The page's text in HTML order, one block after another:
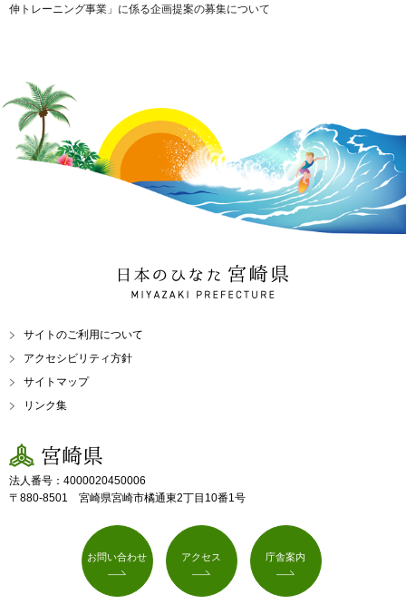
伸トレーニング事業」に係る企画提案の募集について
日本のひなた 宮崎県
MIYAZAKI PREFECTURE
サイトのご利用について
アクセシビリティ方針
サイトマップ
リンク集
宮崎県
法人番号：4000020450006
〒880-8501 宮崎県宮崎市橘通東2丁目10番1号
お問い合わせ アクセス 庁舎案内